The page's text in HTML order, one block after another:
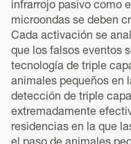
infrarrojo pasivo como
microondas se deben
Cada activación se
que los falsos eventos
tecnología de triple
animales pequeños en
detección de triple
extremadamente
residencias en la que